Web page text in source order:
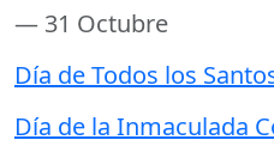
— 31 Octubre
Día de Todos los
Día de la Inmaculada